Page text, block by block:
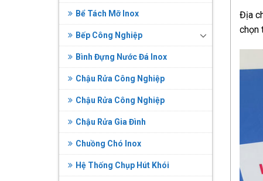
Bể Tách Mỡ Inox
Bếp Công Nghiệp
Bình Đựng Nước Đá Inox
Chậu Rửa Công Nghiệp
Chậu Rửa Công Nghiệp
Chậu Rửa Gia Đình
Chuồng Chó Inox
Hệ Thống Chụp Hút Khói
Địa
chọn